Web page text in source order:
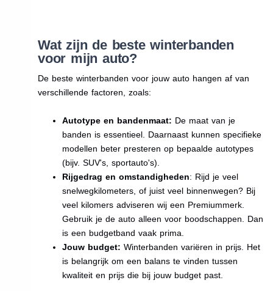
Wat zijn de beste winterbanden
voor mijn auto?
De beste winterbanden voor jouw auto hangen af van
verschillende factoren, zoals:
Autotype en bandenmaat: De maat van je
banden is essentieel. Daarnaast kunnen specifieke
modellen beter presteren op bepaalde autotypes
(bijv. SUV's, sportauto's).
Rijgedrag en omstandigheden: Rijd je veel
snelwegkilometers, of juist veel binnenwegen? Bij
veel kilomers adviseren wij een Premiummerk.
Gebruik je de auto alleen voor boodschappen. Dan
is een budgetband vaak prima.
Jouw budget: Winterbanden variëren in prijs. Het
is belangrijk om een balans te vinden tussen
kwaliteit en prijs die bij jouw budget past.